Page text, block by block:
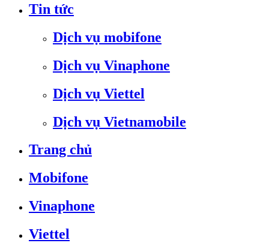
Tin tức
Dịch vụ mobifone
Dịch vụ Vinaphone
Dịch vụ Viettel
Dịch vụ Vietnamobile
Trang chủ
Mobifone
Vinaphone
Viettel